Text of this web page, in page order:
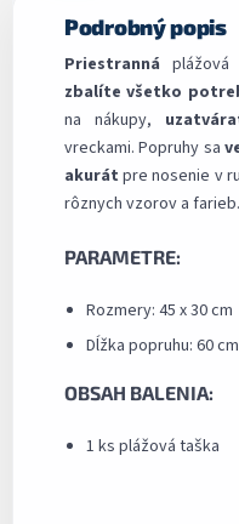
Podrobný popis
Priestranná
zbalíte všetko
na nákupy,
vreckami. Popruhy sa
akurát pre nosenie v
rôznych vzorov a farieb.
PARAMETRE:
Rozmery: 45 x 30 cm
Dĺžka popruhu: 60 cm
OBSAH BALENIA:
1 ks plážová taška